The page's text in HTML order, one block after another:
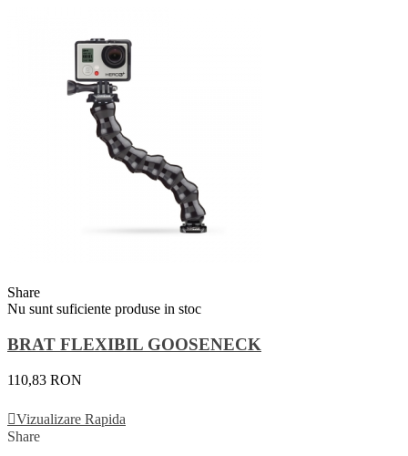
Share
Nu sunt suficiente produse in stoc
BRAT FLEXIBIL GOOSENECK
110,83 RON
Vizualizare Rapida
Share